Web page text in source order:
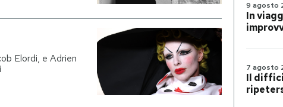
Elordi, e Adrien
9 agosto
In
7 agosto
Il